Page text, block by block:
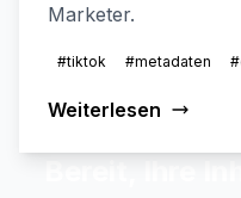
Marketer.
#tiktok #metadaten
Weiterlesen